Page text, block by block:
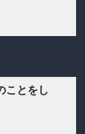
ことをし